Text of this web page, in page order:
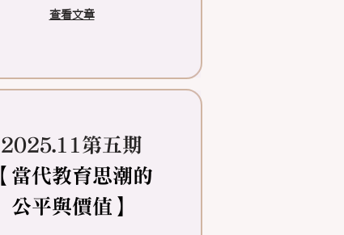
查看文章
2025.11第五期
​【當代教育思潮的
公平與價值】